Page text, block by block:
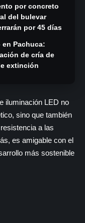
por concreto
del bulevar
por 45 días
Pachuca:
de cría de
extinción
iluminación LED no
sino que también
a las
es amigable con el
más sostenible